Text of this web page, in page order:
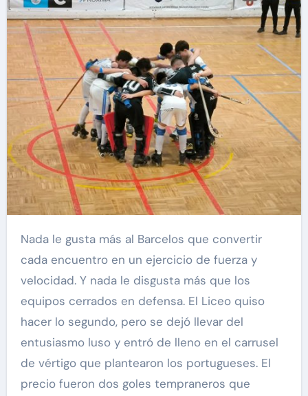
Nada le gusta más al Barcelos que convertir
cada encuentro en un ejercicio de fuerza y
velocidad. Y nada le disgusta más que los
equipos cerrados en defensa. El Liceo quiso
hacer lo segundo, pero se dejó llevar del
entusiasmo luso y entró de lleno en el carrusel
de vértigo que plantearon los portugueses. El
precio fueron dos goles tempraneros que